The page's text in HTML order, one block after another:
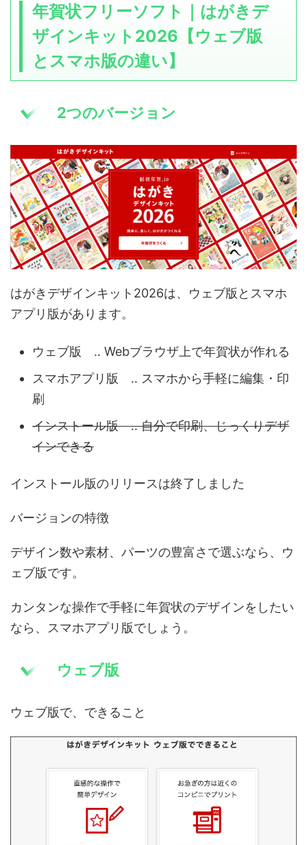
年賀状フリーソフト｜はがきデ
ザインキット2026【ウェブ版
とスマホ版の違い】
2つのバージョン
はがきデザインキット2026は、ウェブ版とスマホ
アプリ版があります。
ウェブ版 ‥ Webブラウザ上で年賀状が作れる
スマホアプリ版 ‥ スマホから手軽に編集・印
刷
インストール版 ‥ 自分で印刷、じっくりデザ
インできる
インストール版のリリースは終了しました
バージョンの特徴
デザイン数や素材、パーツの豊富さで選ぶなら、ウ
ェブ版です。
カンタンな操作で手軽に年賀状のデザインをしたい
なら、スマホアプリ版でしょう。
ウェブ版
ウェブ版で、できること